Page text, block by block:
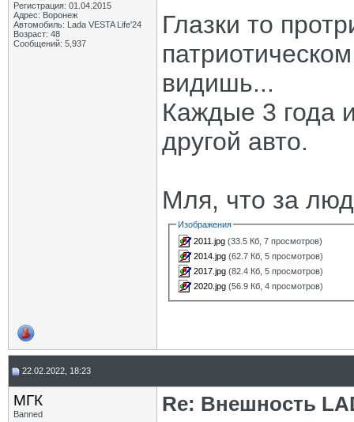
Регистрация: 01.04.2015
Адрес: Воронеж
Автомобиль: Lada VESTA Life'24
Возраст: 48
Сообщений: 5,937
Глазки то
видишь...
Каждые 3 года
другой авто.
Мля, что за
Изображения
2011.jpg (33.5 Кб, 7 просмотров)
2014.jpg (62.7 Кб, 5 просмотров)
2017.jpg (82.4 Кб, 5 просмотров)
2020.jpg (56.9 Кб, 4 просмотров)
22.02.2022, 18:23
МГК
Banned Re: Внешность